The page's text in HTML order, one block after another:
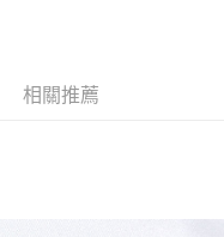
相關推薦